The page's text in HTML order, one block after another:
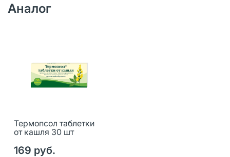
Аналог
Термопсол таблетки
от кашля 30 шт
169 руб.